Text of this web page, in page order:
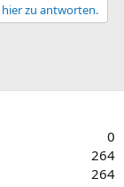
zu antworten.
0
264
264